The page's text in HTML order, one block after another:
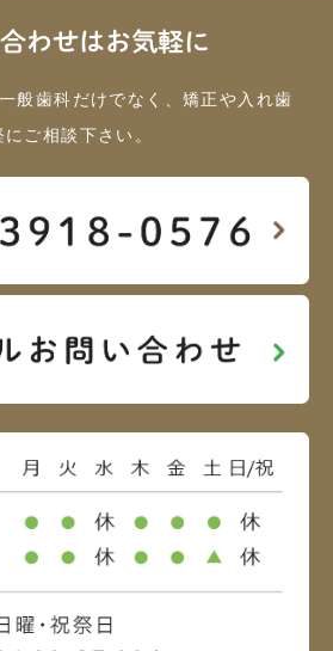
わせはお気軽に
般歯科だけでなく、矯正や入れ歯
ご相談下さい。